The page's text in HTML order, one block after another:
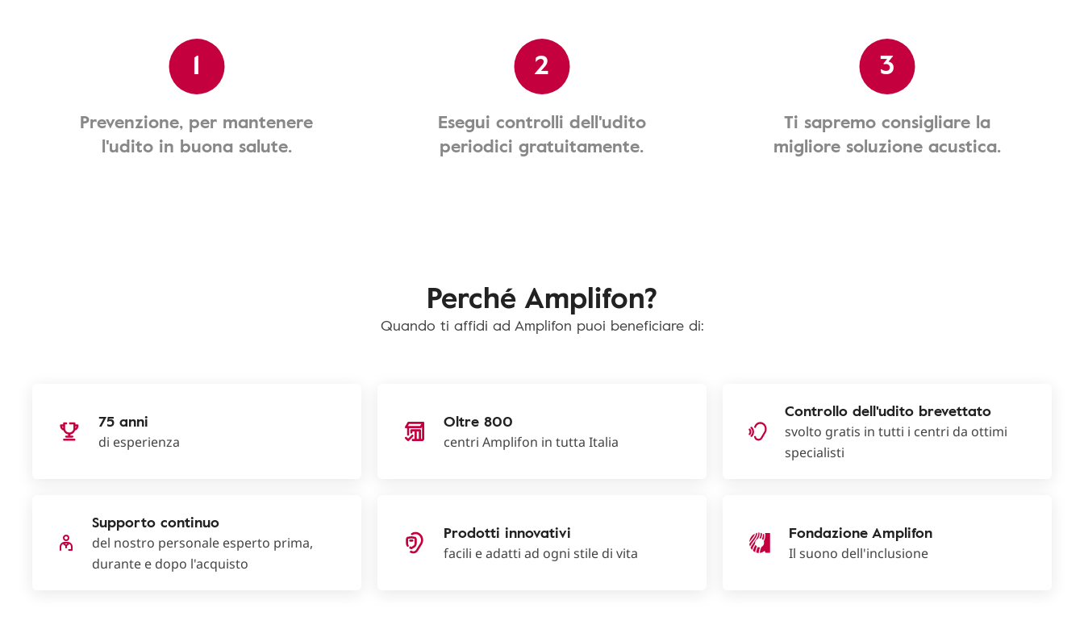
1
Prevenzione, per mantenere
l'udito in buona salute.
2
Esegui controlli dell'udito
periodici gratuitamente.
3
Ti sapremo consigliare la
migliore soluzione acustica.
Perché Amplifon?
Quando ti affidi ad Amplifon puoi beneficiare di:
75 anni
di esperienza
Oltre 800
centri Amplifon in tutta Italia
Controllo dell'udito brevettato
svolto gratis in tutti i centri da ottimi
specialisti
Supporto continuo
del nostro personale esperto prima,
durante e dopo l'acquisto
Prodotti innovativi
facili e adatti ad ogni stile di vita
Fondazione Amplifon
Il suono dell'inclusione